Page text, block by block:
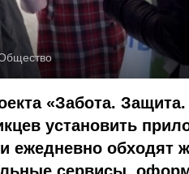
«Забота.
установить
ежедневно обходят